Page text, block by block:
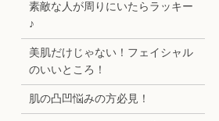
素敵な人が周りにいたらラッキー
♪
美肌だけじゃない！フェイシャル
のいいところ！
肌の凸凹悩みの方必見！